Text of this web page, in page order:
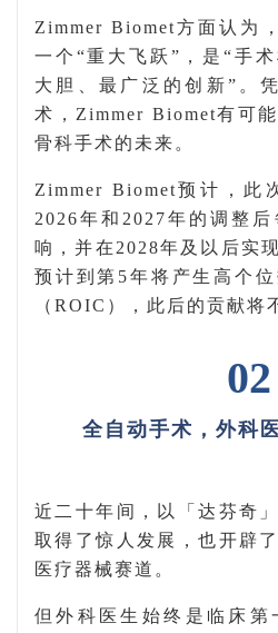
Zimmer Biomet方面认为，
一个“重大飞跃”，是“手
大胆、最广泛的创新”。
术， Zimmer Biomet有可
骨科手术的未来。
Zimmer Biomet预计，此
2026年和 2027年的调整
响，并在 2028年及以后实
预计到第 5年将产生高个
（ ROIC ），此后的贡献将
02
全自动手术，外科
近二十年间，以「达芬奇
取得了惊人发展，也开辟
医疗器械赛道。
但外科医生始终是临床第